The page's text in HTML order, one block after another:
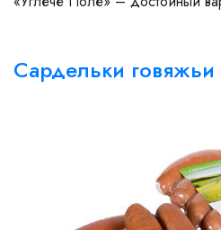
Сардельки говяжьи